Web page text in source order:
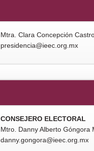
Mtra. Clara Concepción
presidencia@ieec.org.mx
CONSEJERO ELECTORAL
Mtro. Danny Alberto Góngora
danny.gongora@ieec.org.mx